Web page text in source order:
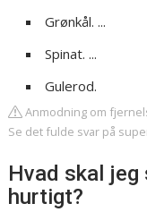
Grønkål. ...
Spinat. ...
Gulerod.
Anmodning om
Se det fulde svar på
Hvad skal
hurtigt?